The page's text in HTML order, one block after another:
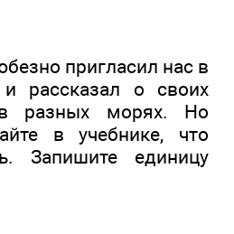
пригласил нас в
рассказал о своих
разных морях. Но
в учебнике, что
Запишите единицу